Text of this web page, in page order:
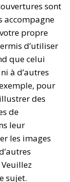
sont
accompagne
propre
d’utiliser
que celui
à d’autres
pour
des
de
leur
les images
sujet.